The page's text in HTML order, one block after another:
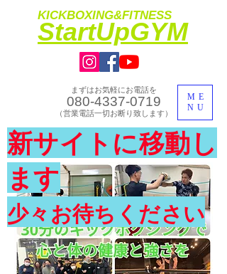
KICKBOXING&FITNESS
​StartUpGYM
ME
NU
まずはお気軽にお電話を
080-4337-0719
​（営業電話一切お断り致します）
​体験入会実施中
新サイトに移動し
ます
少々お待ちください